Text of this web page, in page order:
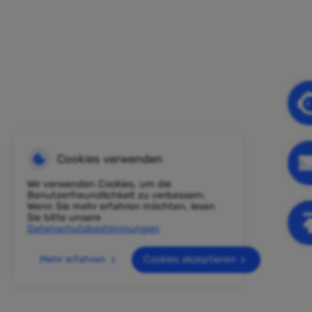
Cookies verwenden
Wir verwenden Cookies, um die
Benutzerfreundlichkeit zu verbessern.
Wenn Sie mehr erfahren möchten, lesen
Sie bitte unsere
Datenschutzbestimmungen
Mehr erfahren Cookies akzeptieren